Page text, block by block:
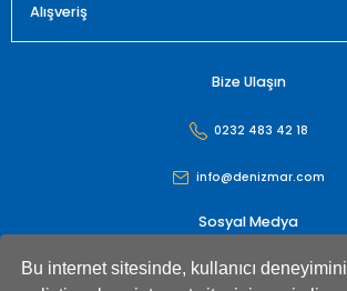
Bu internet sitesinde, kullanıcı deneyimini
Alışveriş
Bize Ulaşın
0232 483 42 18
info@denizmar.com
Sosyal Medya